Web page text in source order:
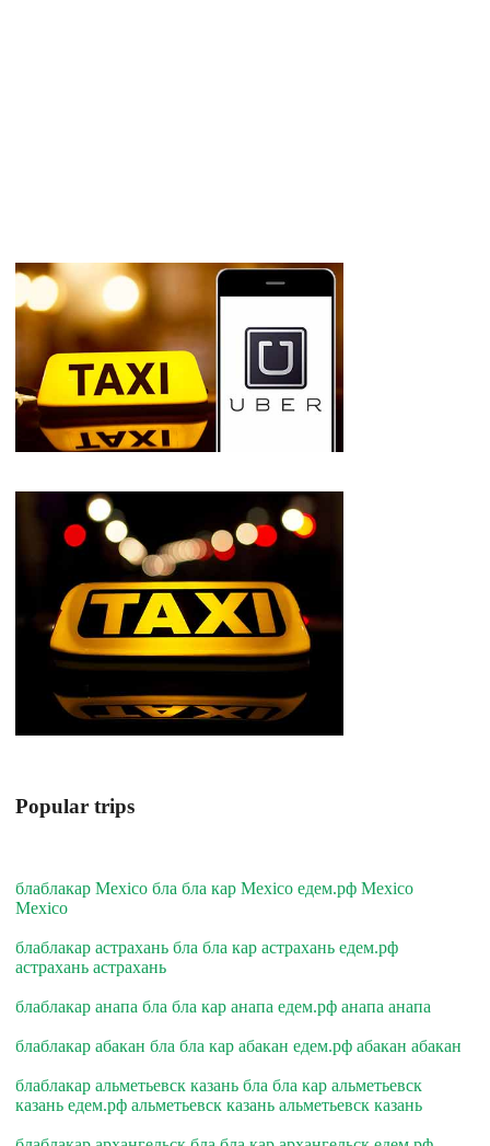
Popular trips
блаблакар Mexico бла бла кар Mexico едем.рф Mexico
Mexico
блаблакар астрахань бла бла кар астрахань едем.рф
астрахань астрахань
блаблакар анапа бла бла кар анапа едем.рф анапа анапа
блаблакар абакан бла бла кар абакан едем.рф абакан абакан
блаблакар альметьевск казань бла бла кар альметьевск
казань едем.рф альметьевск казань альметьевск казань